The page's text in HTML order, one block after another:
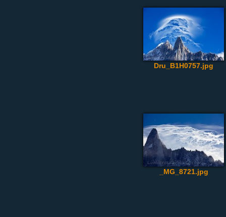
Dru_B1H0757.jpg
_MG_8721.jpg